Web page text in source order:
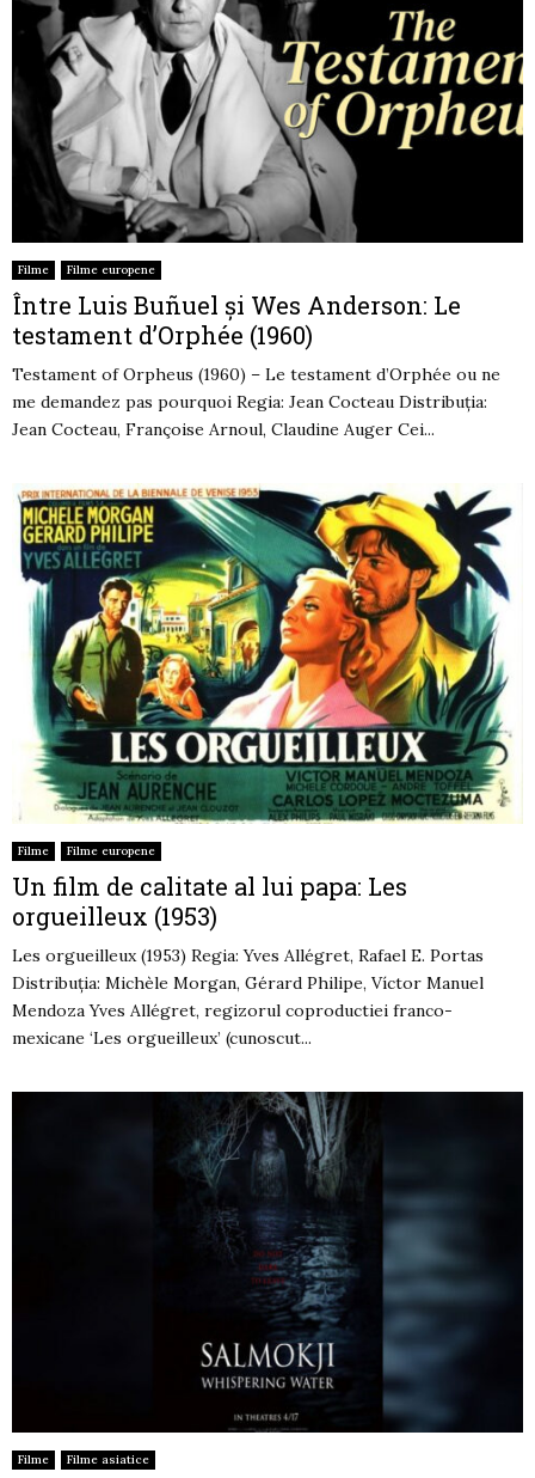
Filme Filme europene
Între Luis Buñuel și Wes Anderson: Le
testament d’Orphée (1960)
Testament of Orpheus (1960) – Le testament d’Orphée ou ne
me demandez pas pourquoi Regia: Jean Cocteau Distribuția:
Jean Cocteau, Françoise Arnoul, Claudine Auger Cei...
Filme Filme europene
Un film de calitate al lui papa: Les
orgueilleux (1953)
Les orgueilleux (1953) Regia: Yves Allégret, Rafael E. Portas
Distribuția: Michèle Morgan, Gérard Philipe, Víctor Manuel
Mendoza Yves Allégret, regizorul coproductiei franco-
mexicane ‘Les orgueilleux’ (cunoscut...
Filme Filme asiatice